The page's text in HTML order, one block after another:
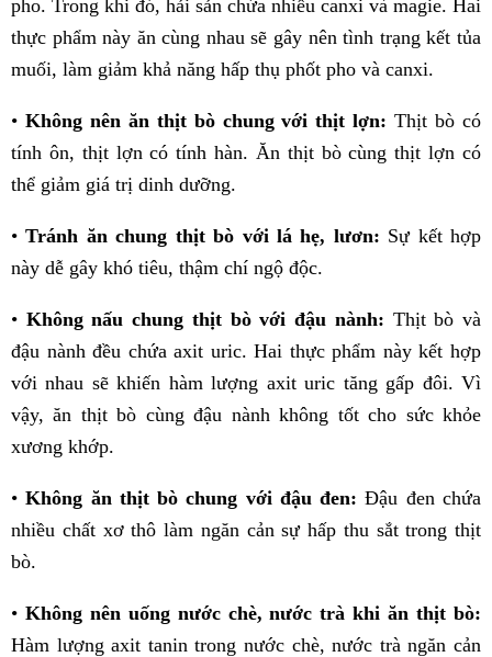
pho. Trong khi đó, hải sản chứa nhiều canxi và magie. Hai
thực phẩm này ăn cùng nhau sẽ gây nên tình trạng kết tủa
muối, làm giảm khả năng hấp thụ phốt pho và canxi.
• Không nên ăn thịt bò chung với thịt lợn: Thịt bò có
tính ôn, thịt lợn có tính hàn. Ăn thịt bò cùng thịt lợn có
thể giảm giá trị dinh dưỡng.
•Tránh ăn chung thịt bò với lá hẹ, lươn: Sự kết hợp
này dễ gây khó tiêu, thậm chí ngộ độc.
• Không nấu chung thịt bò với đậu nành: Thịt bò và
đậu nành đều chứa axit uric. Hai thực phẩm này kết hợp
với nhau sẽ khiến hàm lượng axit uric tăng gấp đôi. Vì
vậy, ăn thịt bò cùng đậu nành không tốt cho sức khỏe
xương khớp.
•Không ăn thịt bò chung với đậu đen: Đậu đen chứa
nhiều chất xơ thô làm ngăn cản sự hấp thu sắt trong thịt
bò.
• Không nên uống nước chè, nước trà khi ăn thịt bò:
Hàm lượng axit tanin trong nước chè, nước trà ngăn cản